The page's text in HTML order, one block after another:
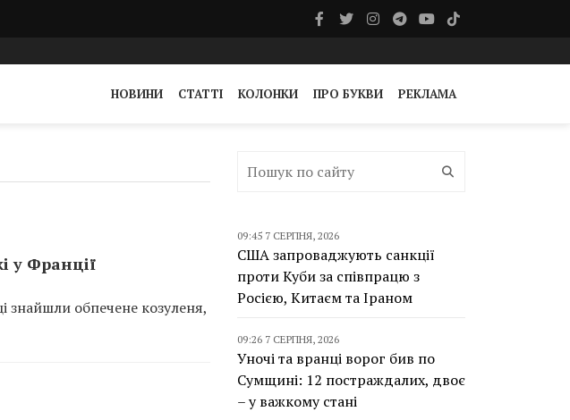
НОВИНИ СТАТТІ КОЛОНКИ ПРО БУКВИ РЕКЛАМА
у Франції
знайшли обпечене козуленя,
09:45 7 СЕРПНЯ, 2026
США запроваджують санкції
проти Куби за співпрацю з
Росією, Китаєм та Іраном
09:26 7 СЕРПНЯ, 2026
Уночі та вранці ворог бив по
Сумщині: 12 постраждалих, двоє
– у важкому стані